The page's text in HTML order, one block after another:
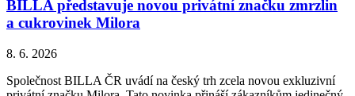
BILLA představuje novou privátní značku zmrzlin
a cukrovinek Milora
8. 6. 2026
Společnost BILLA ČR uvádí na český trh zcela novou exkluzivní